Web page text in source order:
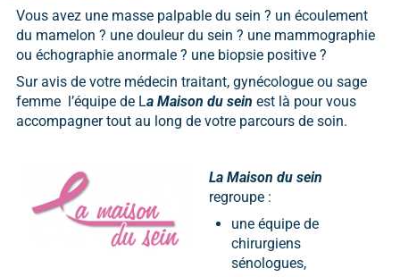
Vous avez une masse palpable du sein ? un écoulement
du mamelon ? une douleur du sein ? une mammographie
ou échographie anormale ? une biopsie positive ?
Sur avis de votre médecin traitant, gynécologue ou sage
femme l’équipe de La Maison du sein est là pour vous
accompagner tout au long de votre parcours de soin.
La Maison du sein
regroupe :
une équipe de
chirurgiens
sénologues,